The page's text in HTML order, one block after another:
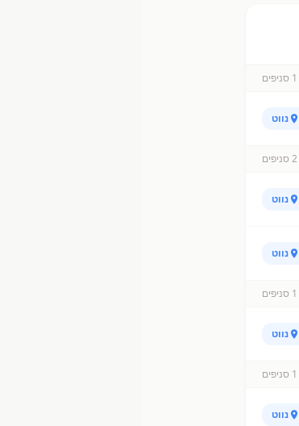
1 סניפים
נווט
2 סניפים
נווט
נווט
1 סניפים
נווט
1 סניפים
נווט